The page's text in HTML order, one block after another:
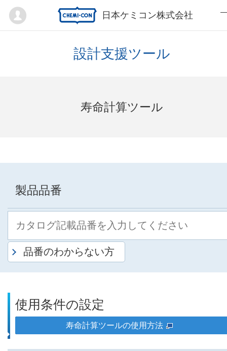
日本ケミコン株式会社
Mypage
設計支援ツール
寿命計算ツール
製品品番
品番のわからない方
使用条件の設定
寿命計算ツールの使用方法